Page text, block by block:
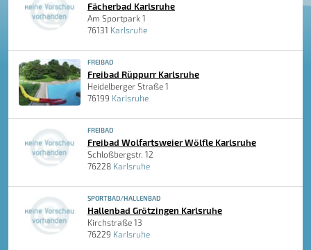
Fächerbad Karlsruhe
Am Sportpark 1
76131 Karlsruhe
FREIBAD
Freibad Rüppurr Karlsruhe
Heidelberger Straße 1
76199 Karlsruhe
FREIBAD
Freibad Wolfartsweier Wölfle Karlsruhe
Schloßbergstr. 12
76228 Karlsruhe
SPORTBAD/HALLENBAD
Hallenbad Grötzingen Karlsruhe
Kirchstraße 13
76229 Karlsruhe